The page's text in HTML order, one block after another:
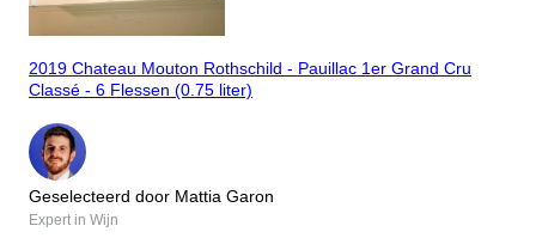
2019 Chateau Mouton Rothschild - Pauillac 1er Grand Cru
Classé - 6 Flessen (0.75 liter)
Geselecteerd door Mattia Garon
Expert in Wijn